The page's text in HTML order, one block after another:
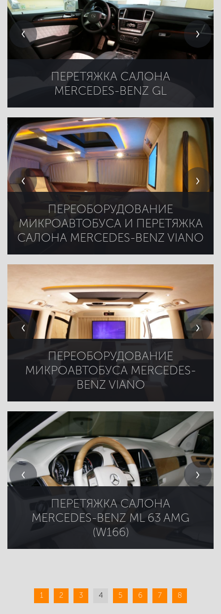
ПЕРЕТЯЖКА САЛОНА
MERCEDES-BENZ GL
ПЕРЕОБОРУДОВАНИЕ
МИКРОАВТОБУСА И ПЕРЕТЯЖКА
САЛОНА MERCEDES-BENZ VIANO
ПЕРЕОБОРУДОВАНИЕ
МИКРОАВТОБУСА MERCEDES-
BENZ VIANO
ПЕРЕТЯЖКА САЛОНА
MERCEDES-BENZ ML 63 AMG
(W166)
1 2 3 4 5 6 7 8